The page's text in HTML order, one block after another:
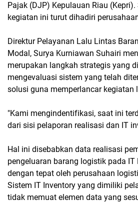
Pajak (DJP) Kepulauan Riau
kegiatan ini turut dihadiri
Direktur Pelayanan Lalu Lintas
Modal, Surya Kurniawan Suhairi
merupakan langkah strategis yang
mengevaluasi sistem yang telah
solusi guna memperlancar kegiatan
"Kami mengindentifikasi, saat ini
dari sisi pelaporan realisasi dan IT
Hal ini disebabkan data realisasi
pengeluaran barang logistik pada
dengan tepat oleh perusahaan
Sistem IT Inventory yang dimiliki
tidak memuat elemen data yang